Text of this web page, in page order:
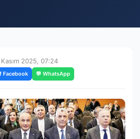
2025, 07:24
f Facebook 💬 WhatsApp